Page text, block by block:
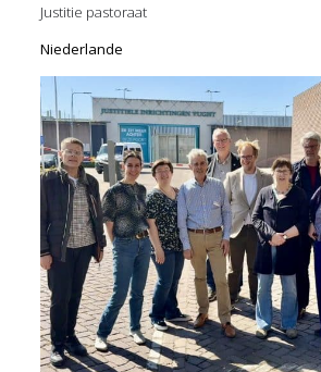
Justitie pastoraat
Niederlande